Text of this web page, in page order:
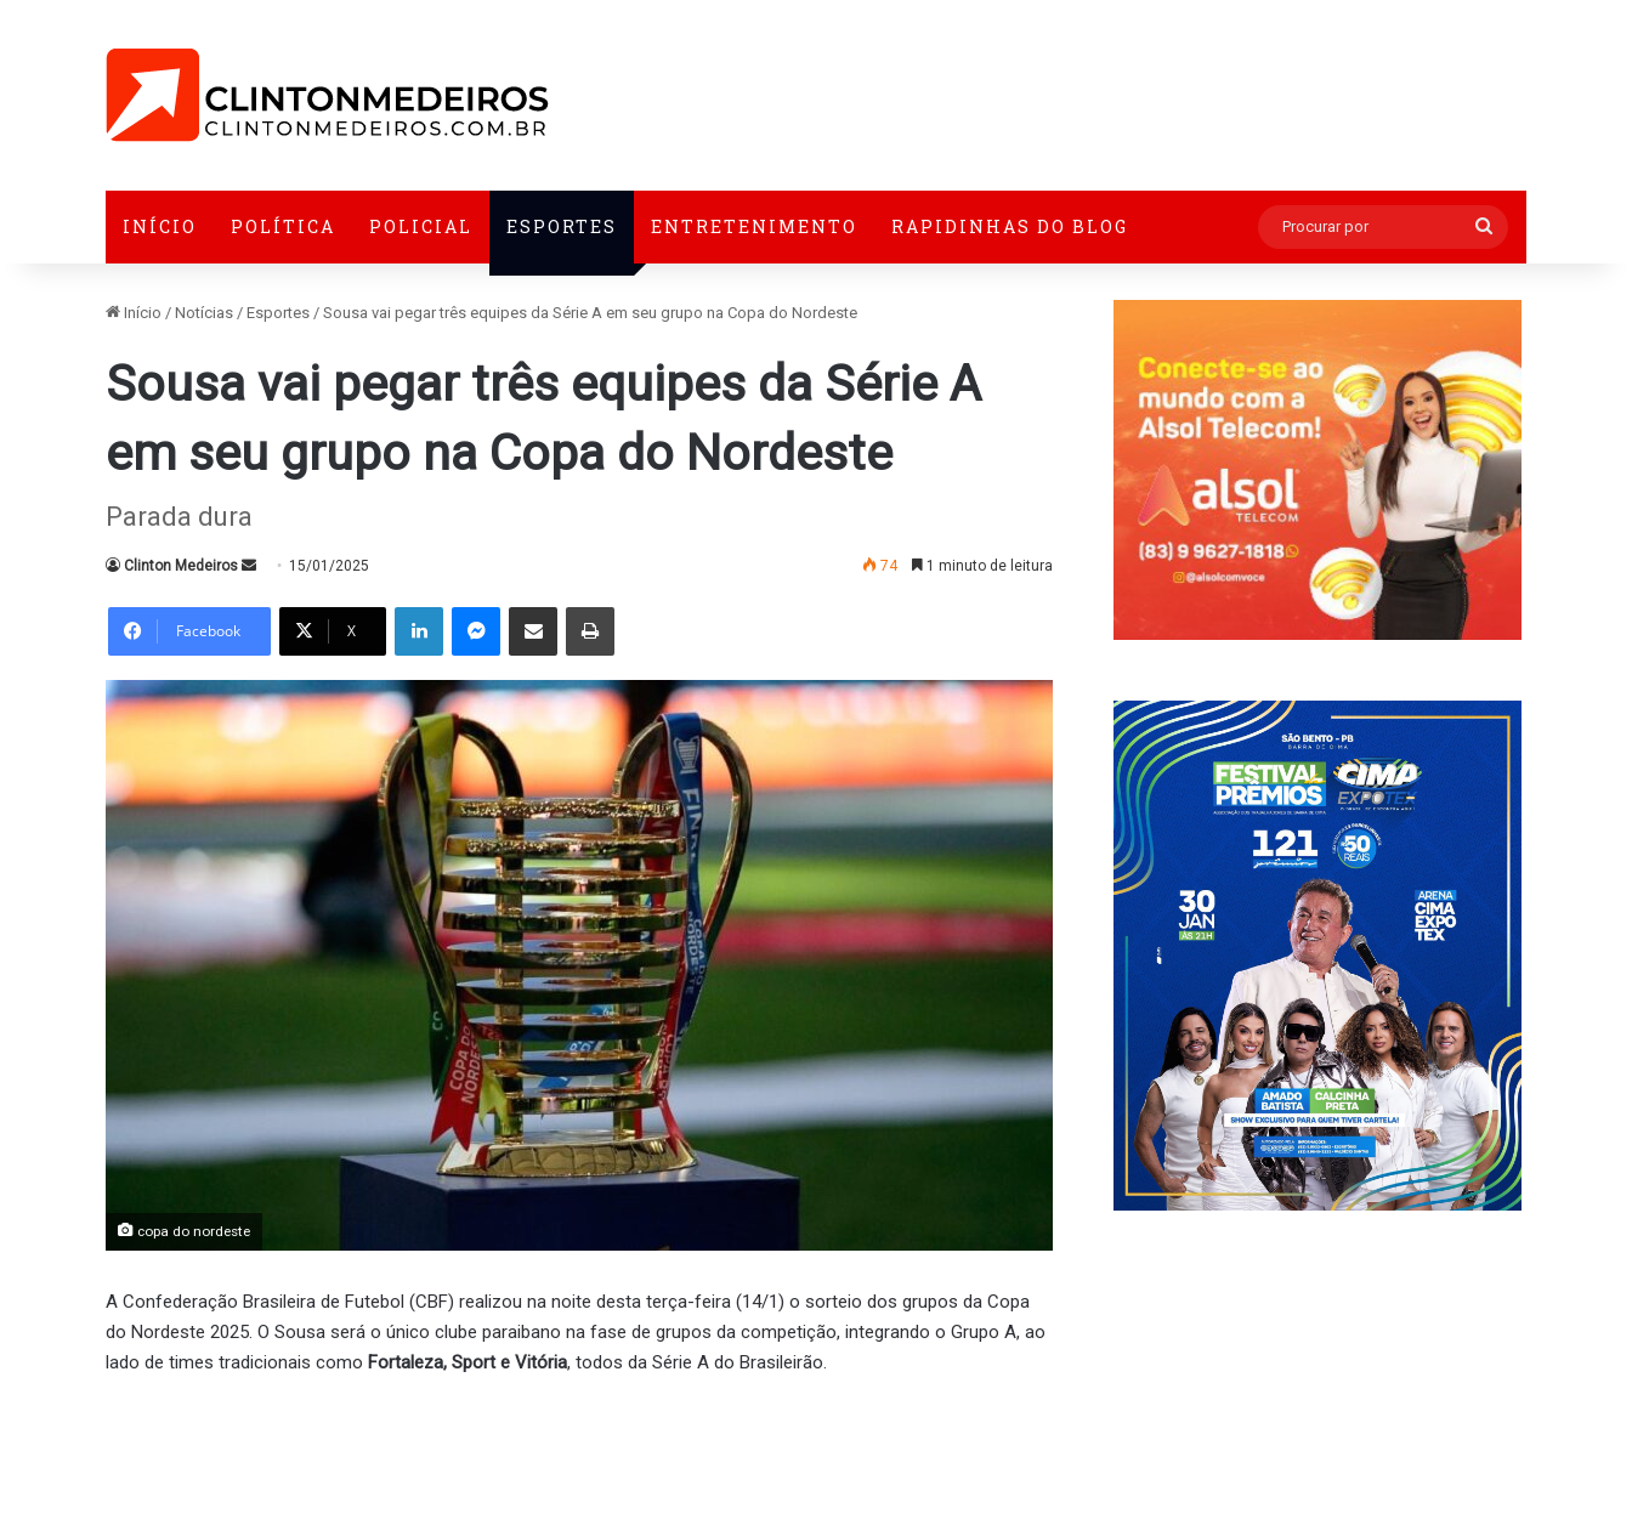
INÍCIO POLÍTICA POLICIAL ESPORTES ENTRETENIMENTO RAPIDINHAS DO BLOG
Procurar
por
Início / Notícias / Esportes / Sousa vai pegar três equipes da Série A em seu grupo na Copa do Nordeste
Sousa vai pegar três equipes da Série A
em seu grupo na Copa do Nordeste
Parada dura
Clinton Medeiros
Mande
mail
15/01/2025 74 1 minuto de leitura
Facebook X
LinkedinMessenger
Compartilhar via e-mail Imprimir
copa do nordeste
A Confederação Brasileira de Futebol (CBF) realizou na noite desta terça-feira (14/1) o sorteio dos grupos da Copa
do Nordeste 2025. O Sousa será o único clube paraibano na fase de grupos da competição, integrando o Grupo A, ao
lado de times tradicionais como Fortaleza, Sport e Vitória, todos da Série A do Brasileirão.